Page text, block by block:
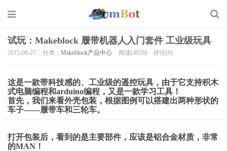
试玩：Makeblock 履带机器人入门套件 工业级玩具
2015-08-27 分类： Makeblock产品中心 阅读(4928) 评论(0)
这是一款带科技感的、工业级的遥控玩具，由于它支持积木
式电脑编程和arduino编程，又是一款学习工具！
首先，我们来看外壳包装，根据图例可以搭建出两种形状的
车子——履带车和三轮车。
打开包装后，看到的是主要部件，应该是铝合金材质，非常
的MAN！